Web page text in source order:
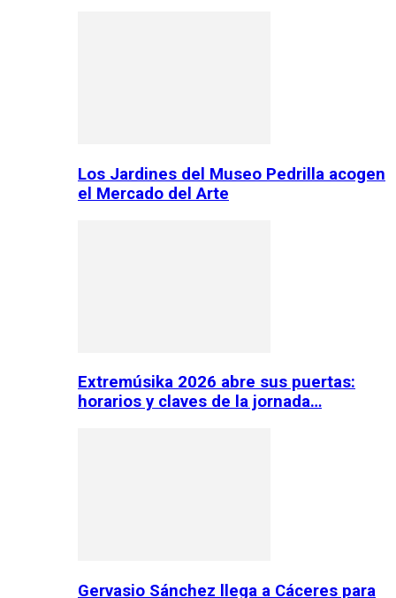
Los Jardines del Museo Pedrilla acogen
el Mercado del Arte
Extremúsika 2026 abre sus puertas:
horarios y claves de la jornada…
Gervasio Sánchez llega a Cáceres para